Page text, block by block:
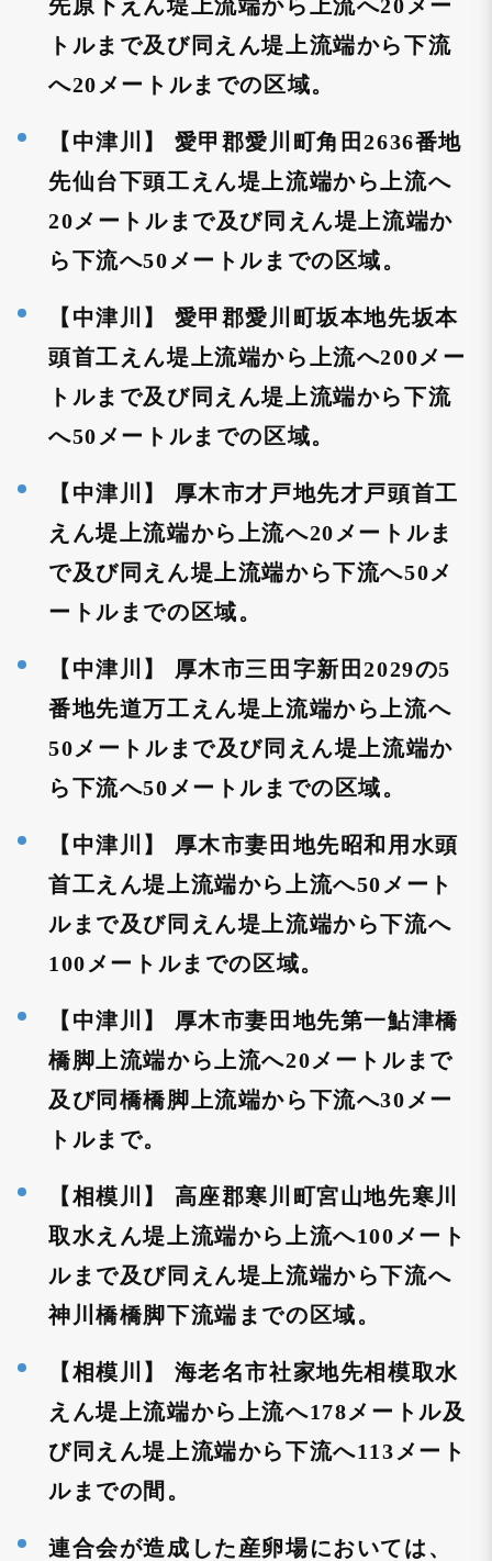
先原下えん堤上流端から上流へ20メー
トルまで及び同えん堤上流端から下流
へ20メートルまでの区域。
【中津川】 愛甲郡愛川町角田2636番地
先仙台下頭工えん堤上流端から上流へ
20メートルまで及び同えん堤上流端か
ら下流へ50メートルまでの区域。
【中津川】 愛甲郡愛川町坂本地先坂本
頭首工えん堤上流端から上流へ200メー
トルまで及び同えん堤上流端から下流
へ50メートルまでの区域。
【中津川】 厚木市才戸地先才戸頭首工
えん堤上流端から上流へ20メートルま
で及び同えん堤上流端から下流へ50メ
ートルまでの区域。
【中津川】 厚木市三田字新田2029の5
番地先道万工えん堤上流端から上流へ
50メートルまで及び同えん堤上流端か
ら下流へ50メートルまでの区域。
【中津川】 厚木市妻田地先昭和用水頭
首工えん堤上流端から上流へ50メート
ルまで及び同えん堤上流端から下流へ
100メートルまでの区域。
【中津川】 厚木市妻田地先第一鮎津橋
橋脚上流端から上流へ20メートルまで
及び同橋橋脚上流端から下流へ30メー
トルまで。
【相模川】 高座郡寒川町宮山地先寒川
取水えん堤上流端から上流へ100メート
ルまで及び同えん堤上流端から下流へ
神川橋橋脚下流端までの区域。
【相模川】 海老名市社家地先相模取水
えん堤上流端から上流へ178メートル及
び同えん堤上流端から下流へ113メート
ルまでの間。
連合会が造成した産卵場においては、